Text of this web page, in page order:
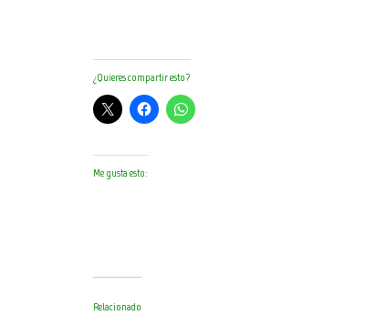
¿Quieres compartir esto?
Me gusta esto:
Relacionado